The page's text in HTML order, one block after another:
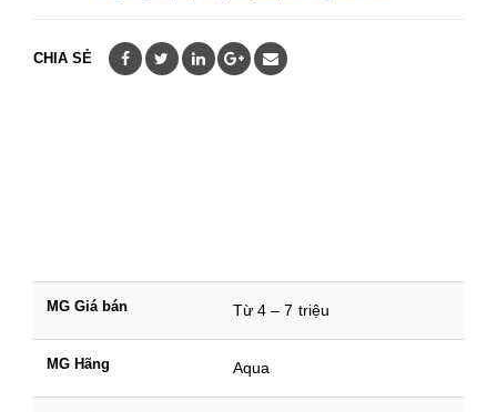
CHIA SẺ
MG Giá bán Từ 4 – 7 triệu
MG Hãng Aqua